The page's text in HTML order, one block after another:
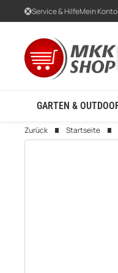
Service & HilfeMein Konto
GARTEN &
Zurück Startseite